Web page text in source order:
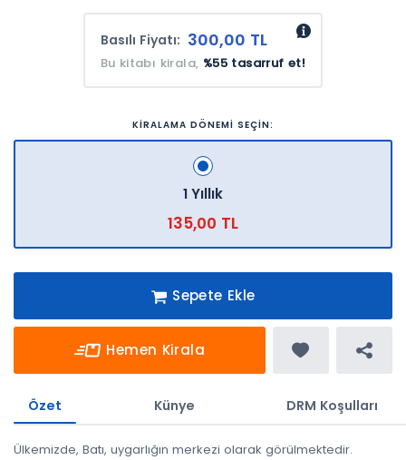
Basılı Fiyatı: 300,00 TL
Bu kitabı kirala, %55 tasarruf et!
KİRALAMA DÖNEMİ SEÇİN:
1 Yıllık
135,00 TL
Sepete Ekle
Hemen Kirala
Özet Künye DRM Koşulları
Ülkemizde, Batı, uygarlığın merkezi olarak görülmektedir.